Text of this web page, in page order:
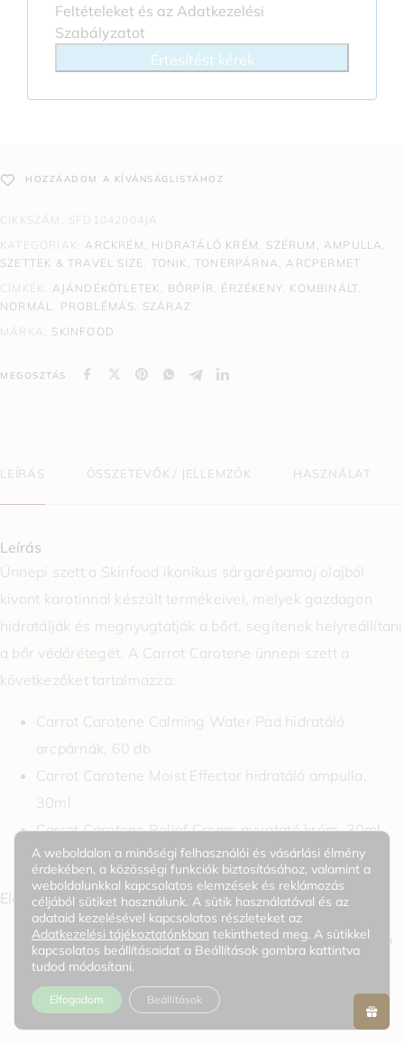
Feltételeket és az Adatkezelési
Szabályzatot
Értesítést kérek
HOZZÁADOM A KÍVÁNSÁGLISTÁHOZ
CIKKSZÁM: SFD1042004JA
KATEGÓRIÁK:ARCKRÉM, HIDRATÁLÓ KRÉM , SZÉRUM, AMPULLA ,
SZETTEK & TRAVEL SIZE , TONIK, TONERPÁRNA, ARCPERMET
CÍMKÉK: AJÁNDÉKÖTLETEK, BŐRPÍR, ÉRZÉKENY, KOMBINÁLT,
NORMÁL, PROBLÉMÁS, SZÁRAZ
MÁRKA: SKINFOOD
MEGOSZTÁS
LEÍRÁS ÖSSZETEVŐK / JELLEMZŐK HASZNÁLAT
Leírás
Ünnepi szett a Skinfood ikonikus sárgarépamaj olajból
kivont karotinnal készült termékeivel, melyek gazdagon
hidratálják és megnyugtatják a bőrt, segítenek helyreállítani
a bőr védőrétegét. A Carrot Carotene ünnepi szett a
következőket tartalmazza:
Carrot Carotene Calming Water Pad hidratáló
arcpárnák, 60 db
Carrot Carotene Moist Effector hidratáló ampulla,
30ml
Carrot Carotene Relief Cream nyugtató krém, 30ml
Ünnepi matrica 1 db
Előnyök:
A sárgarépa összetevőit gőzöléssel vonják ki, hogy a
lehető legtöbb tápanyag megmaradjon.
Bőrgyógyászatilag tesztelt, érzékeny bőrre is
A weboldalon a minőségi felhasználói és vásárlási élmény
érdekében, a közösségi funkciók biztosításához, valamint a
weboldalunkkal kapcsolatos elemzések és reklámozás
céljából sütiket használunk. A sütik használatával és az
adataid kezelésével kapcsolatos részleteket az
Adatkezelési tájékoztatónkban tekintheted meg. A sütikkel
kapcsolatos beállításaidat a Beállítások gombra kattintva
tudod módosítani.
Elfogadom Beállítások